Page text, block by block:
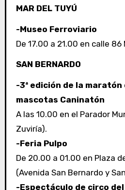
MAR DEL TUYÚ
-Museo Ferroviario
De 17.00 a 21.00 en calle 86
SAN BERNARDO
-3ª edición de la maratón
mascotas Caninatón
A las 10.00 en el Parador
Zuviría).
-Feria Pulpo
De 20.00 a 01.00 en Plaza
(Avenida San Bernardo y
-Espectáculo de circo